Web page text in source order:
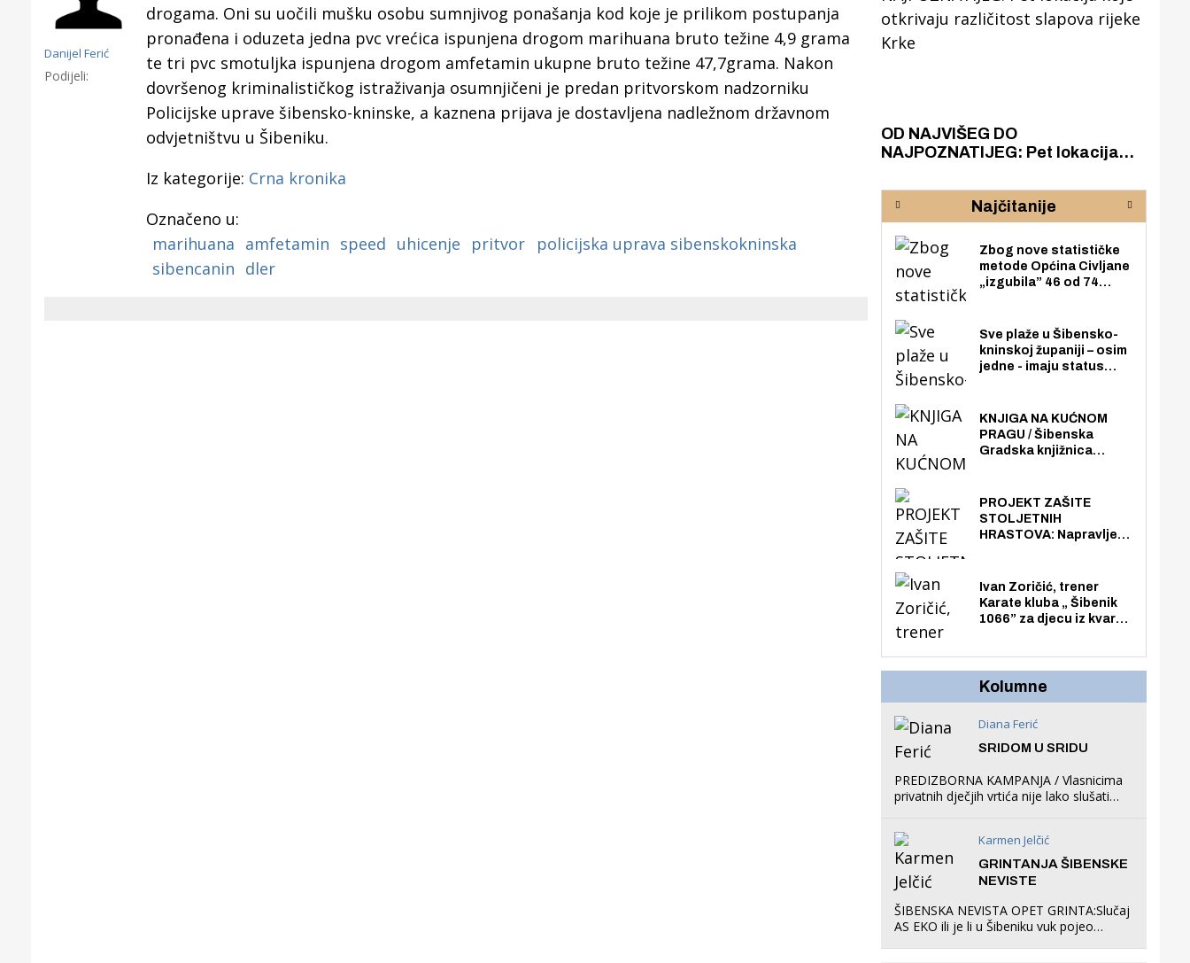
Danijel Ferić
Podijeli:
drogama. Oni su uočili mušku osobu sumnjivog ponašanja kod koje je prilikom postupanja
pronađena i oduzeta jedna pvc vrećica ispunjena drogom marihuana bruto težine 4,9 grama
te tri pvc smotuljka ispunjena drogom amfetamin ukupne bruto težine 47,7grama. Nakon
dovršenog kriminalističkog istraživanja osumnjičeni je predan pritvorskom nadzorniku
Policijske uprave šibensko-kninske, a kaznena prijava je dostavljena nadležnom državnom
odvjetništvu u Šibeniku.
Iz kategorije: Crna kronika
Označeno u:
marihuana amfetamin speed uhicenje pritvor
policijska uprava sibenskokninska
sibencanin dler
Gornji tok Krke iz prve ruke -
edukativnom kampusu NP Krka u
Puljanima
OD NAJVIŠEG DO
NAJPOZNATIJEG: Pet lokacija
rijeke Krke
Najčitanije
Zbog nove statističke
metode Općina Civljane
„izgubila” 46 od 74
nego radno sposobnih
osoba među svojih 170
stanovnika.
Sve plaže u Šibensko-
kninskoj županiji – osim
jedne - imaju status
općoj upotrebi. Pristup
je slobodan i besplatan
za sve građane i
KNJIGA NA KUĆNOM
PRAGU / Šibenska
Gradska knjižnica
knjiga na kućnu adresu
električnim biciklom.
PROJEKT ZAŠITE
STOLJETNIH
HRASTOVA: Napravljen
Zmajevac
Ivan Zoričić, trener
Karate kluba „ Šibenik
1066” za djecu iz kvarta
organizirao dječje
Kolumne
Diana Ferić
SRIDOM U SRIDU
PREDIZBORNA KAMPANJA / Vlasnicima
privatnih dječjih vrtića nije lako slušati
što oni rade u Šibeniku ne postoji
Karmen Jelčić
GRINTANJA ŠIBENSKE
NEVISTE
ŠIBENSKA NEVISTA OPET GRINTA:Slučaj
AS EKO ili je li u Šibeniku vuk pojeo